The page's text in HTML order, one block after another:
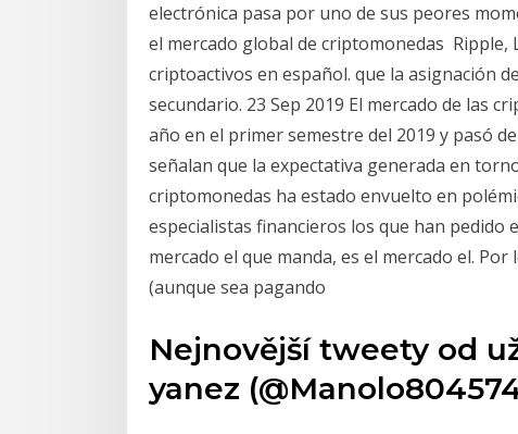
electrónica pasa por uno de sus peores
el mercado global de criptomonedas
criptoactivos en español. que la asignación
secundario. 23 Sep 2019 El mercado de las
año en el primer semestre del 2019 y pasó
señalan que la expectativa generada en
criptomonedas ha estado envuelto en
especialistas financieros los que han
mercado el que manda, es el mercado el.
(aunque sea pagando
Nejnovější tweety od
yanez